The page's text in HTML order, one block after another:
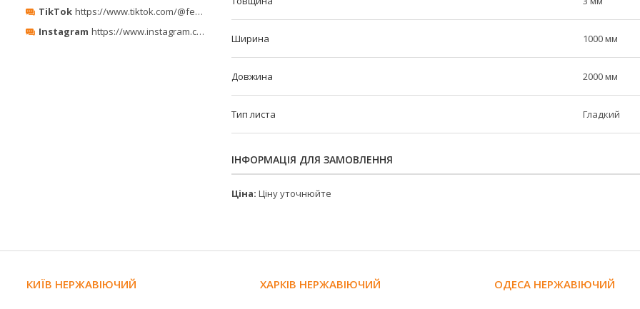
Ширина 1000 мм
Довжина 2000 мм
Тип листа Гладкий
ІНФОРМАЦІЯ ДЛЯ ЗАМОВЛЕННЯ
Ціна: Ціну уточнюйте
TikTok https://www.tiktok.com/@ferrominerals
Instagram https://www.instagram.com/ferrominerals_kyiv/
КИЇВ НЕРЖАВІЮЧИЙ ХАРКІВ НЕРЖАВІЮЧИЙ ОДЕСА НЕРЖАВІЮЧИЙ